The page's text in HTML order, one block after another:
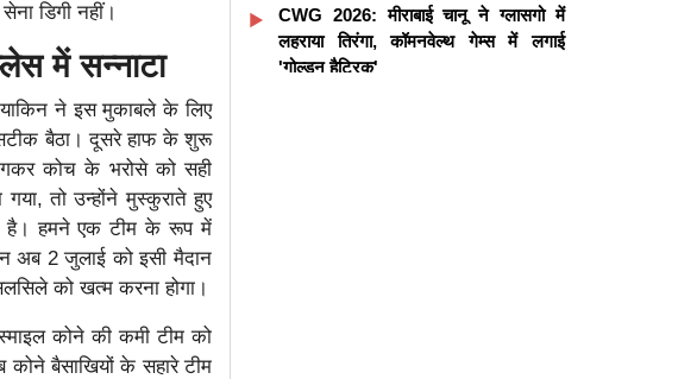
डिगी नहीं।
में सन्नाटा
ने इस मुकाबले के लिए
बैठा। दूसरे हाफ के शुरू
कोच के भरोसे को सही
तो उन्होंने मुस्कुराते हुए
है। हमने एक टीम के रूप में
अब 2 जुलाई को इसी मैदान
को खत्म करना होगा।
कोने की कमी टीम को
बैसाखियों के सहारे टीम
CWG 2026: मीराबाई चानू ने ग्लासगो में
लहराया तिरंगा, कॉमनवेल्थ गेम्स में लगाई
'गोल्डन हैट्रिक'